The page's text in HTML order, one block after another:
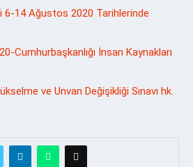
6-14 Ağustos 2020 Tarihlerinde
Cumhurbaşkanlığı İnsan Kaynakları
ve Unvan Değişikliği Sınavı hk.